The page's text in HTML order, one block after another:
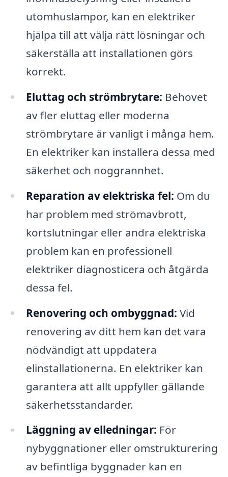
utomhuslampor, kan en elektriker
hjälpa till att välja rätt lösningar och
säkerställa att installationen görs
korrekt.
Eluttag och strömbrytare: Behovet
av fler eluttag eller moderna
strömbrytare är vanligt i många hem.
En elektriker kan installera dessa med
säkerhet och noggrannhet.
Reparation av elektriska fel: Om du
har problem med strömavbrott,
kortslutningar eller andra elektriska
problem kan en professionell
elektriker diagnosticera och åtgärda
dessa fel.
Renovering och ombyggnad: Vid
renovering av ditt hem kan det vara
nödvändigt att uppdatera
elinstallationerna. En elektriker kan
garantera att allt uppfyller gällande
säkerhetsstandarder.
Läggning av elledningar: För
nybyggnationer eller omstrukturering
av befintliga byggnader kan en